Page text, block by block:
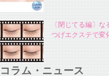
〔閉じてる編〕な
つげエクステで変
コラム・ニュース